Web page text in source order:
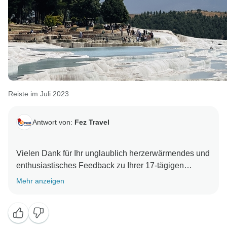
Reiste im Juli 2023
Antwort von: Fez Travel
Vielen Dank für Ihr unglaublich herzerwärmendes und
enthusiastisches Feedback zu Ihrer 17-tägigen
Fliegender-Teppich-Tour durch die Türkei mit Fez
Osman eine so wichtige Rolle dabei gespielt hat, sie
Mehr anzeigen